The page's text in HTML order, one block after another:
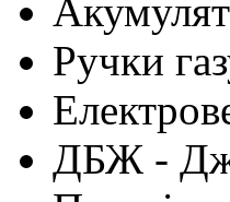
Ручки
ДБЖ -